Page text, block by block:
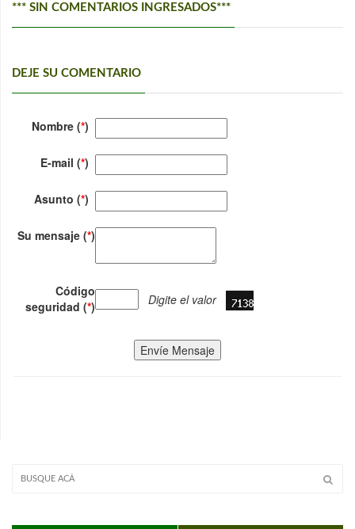
*** SIN COMENTARIOS INGRESADOS***
DEJE SU COMENTARIO
Nombre (*)
E-mail (*)
Asunto (*)
Su mensaje (*)
Código
seguridad (*) Digite el valor
Envíe Mensaje